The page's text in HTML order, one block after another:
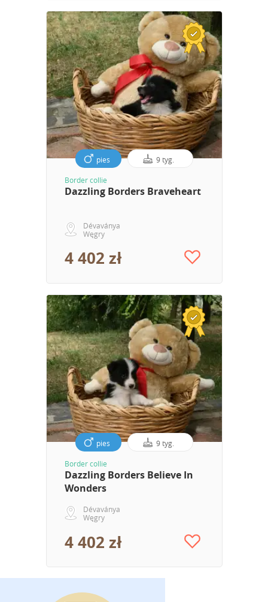
pies 9 tyg.
Border collie
Dazzling Borders Braveheart
Dévaványa
Węgry
4 402 zł
pies 9 tyg.
Border collie
Dazzling Borders Believe In
Wonders
Dévaványa
Węgry
4 402 zł